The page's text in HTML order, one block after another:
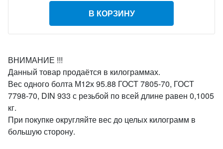
В КОРЗИНУ
ВНИМАНИЕ !!!
Данный товар продаётся в килограммах.
Вес одного болта М12х 95.88 ГОСТ 7805-70, ГОСТ
7798-70, DIN 933 с резьбой по всей длине равен 0,1005
кг.
При покупке округляйте вес до целых килограмм в
большую сторону.